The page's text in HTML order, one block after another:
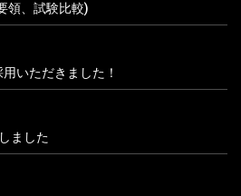
領、試験比較)
いただきました！
ました